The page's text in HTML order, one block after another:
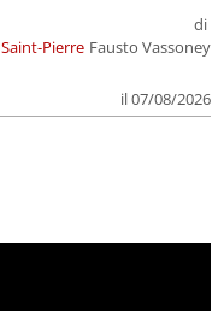
Saint-Pierre
di
Fausto Vassoney
il 07/08/2026